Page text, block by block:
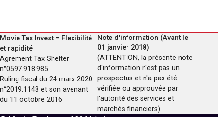
Movie Tax Invest = Flexibilité
et rapidité
Agrement Tax Shelter
n°0597.918.985
Ruling fiscal du 24 mars 2020
n°2019.1148 et son avenant
du 11 octobre 2016
Note d'information (Avant le
01 janvier 2018)
(ATTENTION, la présente note
d'information n'est pas un
prospectus et n'a pas été
vérifiée ou approuvée par
l'autorité des services et
marchés financiers)